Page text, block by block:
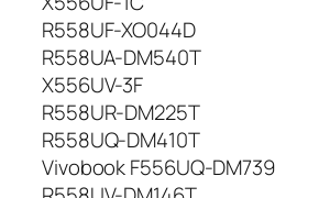
R558UF-XO044D
R558UA-DM540T
X556UV-3F
R558UR-DM225T
R558UQ-DM410T
Vivobook F556UQ-DM739